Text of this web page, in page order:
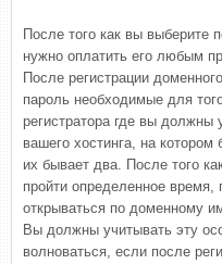
После того как вы
нужно оплатить его любым
После регистрации
пароль необходимые для
регистратора где вы должны
вашего хостинга, на
их бывает два. После того
пройти определенное
открываться по доменному
Вы должны учитывать эту
волноваться, если после